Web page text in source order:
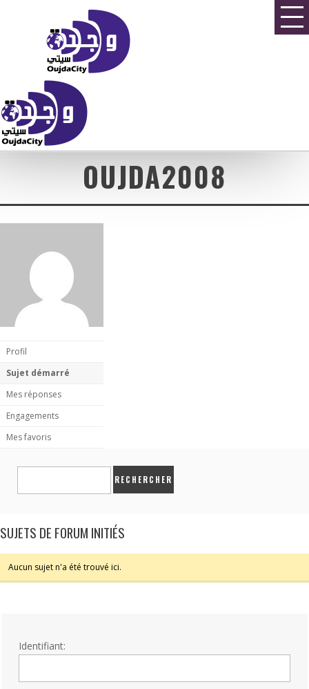
OUJDA2008
Profil
Sujet démarré
Mes réponses
Engagements
Mes favoris
SUJETS DE FORUM INITIÉS
Aucun sujet n'a été trouvé ici.
Identifiant: